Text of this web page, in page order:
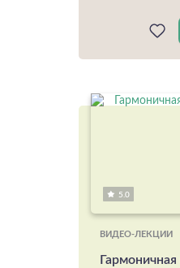
5.0
ВИДЕО-ЛЕКЦИИ